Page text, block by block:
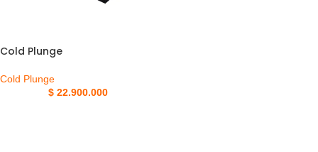
Cold Plunge
Cold Plunge
$22.900.000